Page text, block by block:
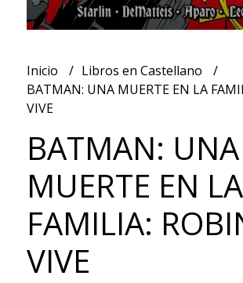
Inicio
Libros en Castellano
BATMAN: UNA MUERTE EN LA
VIVE
BATMAN: UNA
MUERTE EN LA
FAMILIA:
VIVE